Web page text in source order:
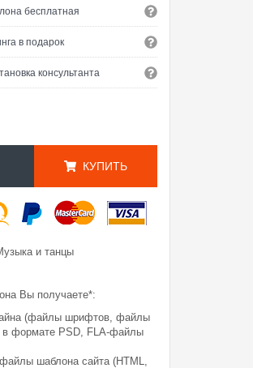
бесплатная
в подарок
консультанта
КУПИТЬ
и танцы
Вы получаете*:
(файлы шрифтов, файлы
в формате PSD, FLA-файлы
шаблона сайта (HTML,